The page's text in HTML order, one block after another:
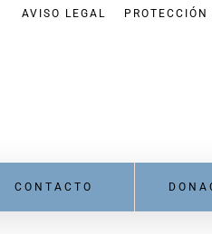
AVISO LEGAL
CONTACTO